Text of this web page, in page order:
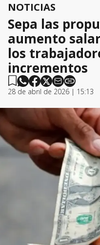
NOTICIAS
Sepa las
aumento
los
incrementos
28 de abril de 2026 | 15:13